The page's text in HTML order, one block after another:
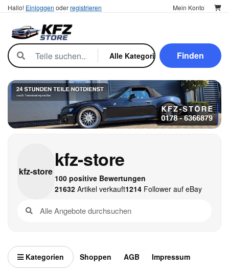
Hallo! Einloggen oderregistrieren Mein Konto
Finden
kfz-store
kfz-store
100 positive Bewertungen
21632Artikel verkauft1214Follower auf eBay
Kategorien Shoppen AGB Impressum